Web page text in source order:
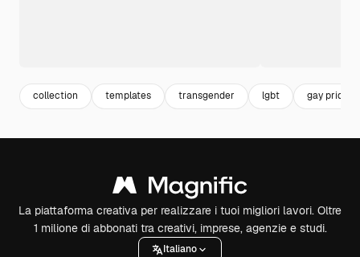
collection templates transgender lgbt gay pride
La piattaforma creativa per realizzare i tuoi migliori lavori. Oltre
1 milione di abbonati tra creativi, imprese, agenzie e studi.
Italiano